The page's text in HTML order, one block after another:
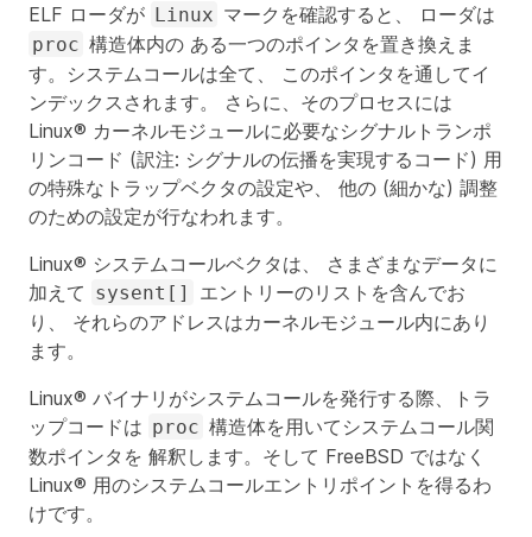
ELF ローダが Linux マークを確認すると、 ローダは
proc 構造体内の ある一つのポインタを置き換えま
す。システムコールは全て、 このポインタを通してイ
ンデックスされます。 さらに、そのプロセスには
Linux® カーネルモジュールに必要なシグナルトランポ
リンコード (訳注: シグナルの伝播を実現するコード) 用
の特殊なトラップベクタの設定や、 他の (細かな) 調整
のための設定が行なわれます。
Linux® システムコールベクタは、 さまざまなデータに
加えて sysent[]
エントリーのリストを含んでお
り、 それらのアドレスはカーネルモジュール内にあり
ます。
Linux® バイナリがシステムコールを発行する際、トラ
ップコードは proc 構造体を用いてシステムコール関
数ポインタを 解釈します。そして FreeBSD ではなく
Linux® 用のシステムコールエントリポイントを得るわ
けです。